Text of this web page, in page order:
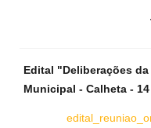
Edital "Deliberações
Municipal - Calheta -